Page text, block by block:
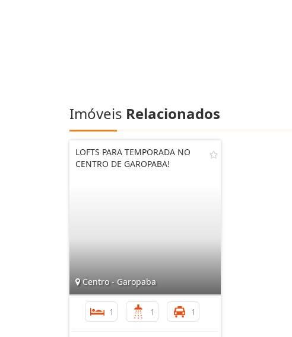
Imóveis Relacionados
LOFTS PARA TEMPORADA NO
CENTRO DE GAROPABA!
Centro - Garopaba
1 1 1